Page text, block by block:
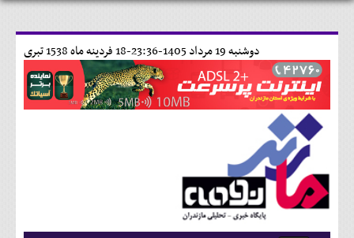
18 فردينه ماه 1538 تبری دوشنبه 19 مرداد 1405-23:36-